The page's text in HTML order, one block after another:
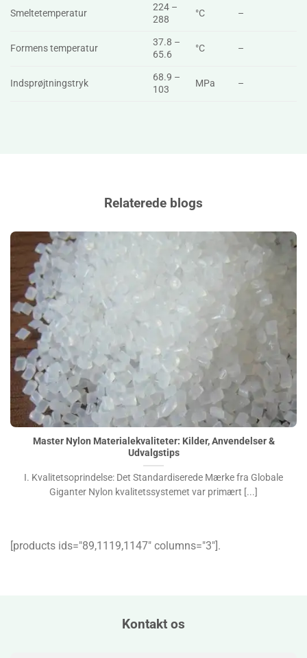
Smeltetemperatur
224 –
288
°C –
Formens temperatur
37.8 –
65.6
°C –
Indsprøjtningstryk
68.9 –
103
MPa –
Relaterede blogs
Master Nylon Materialekvaliteter: Kilder, Anvendelser &
Udvalgstips">
Master Nylon Materialekvaliteter: Kilder, Anvendelser &
Udvalgstips
I. Kvalitetsoprindelse: Det Standardiserede Mærke fra Globale
Giganter Nylon kvalitetssystemet var primært [...]
[products ids="89,1119,1147″ columns="3″].
Kontakt os